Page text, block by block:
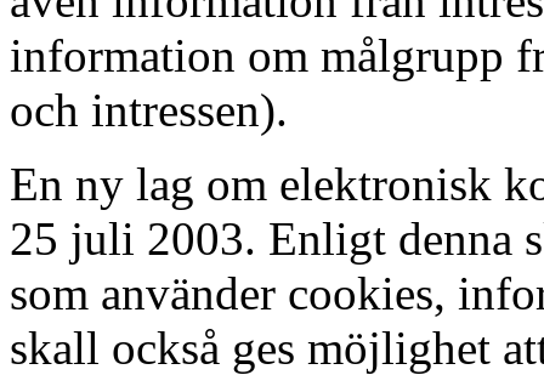
information om målgrupp
och intressen).
En ny lag om elektronisk
25 juli 2003. Enligt denna
som använder cookies,
skall också ges möjlighet